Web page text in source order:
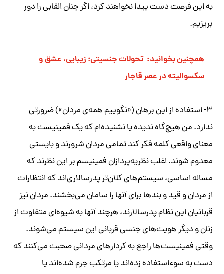
به این فرصت دست پیدا نخواهند کرد، اگر چنان القابی را دور
بریزیم.
همچنین بخوانید: تحولات جنسیتی؛ زیبایی، عشق و
سکسوالیته در عصر قاجار
۳- استفاده از این برهان («نگوییم همه‌ی مردان») ضرورتی
ندارد. من هیچ‌گاه ندیده یا نشنیده‌ام که یک فمینیست به
معنای واقعی کلمه فکر کند تمامی مردان شرورند و بایستی
معدوم شوند. اغلب نظریه‌پردازان فمینیسم بر این نظرند که
مساله اساسی، سیستم‌های کلان‌تر پدرسالاری‌اند که انتظارات
از مردان و قید و بندها برای آنها را سامان می‌بخشند. مردان نیز
قربانیان این نظام پدرسالارند، هرچند آنها به شیوه‌ای متفاوت از
زنان و دیگر هویت‌های جنسی قربانی این سیستم می‌شوند.
وقتی فمینیست‌ها راجع به کردارهای مردانی صحبت می‌کنند که
دست به سوءاستفاده زده‌اند یا مرتکب جرم شده‌اند یا